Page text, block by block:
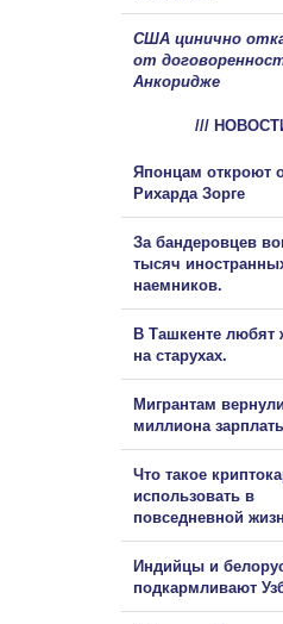
США цинично
от
Анкоридже
///
Японцам откроют
Рихарда Зорге
За бандеровцев
тысяч
наемников.
В Ташкенте любят
на старухах.
Мигрантам
миллиона
Что такое
использовать в
повседневной
Индийцы и
подкармливают